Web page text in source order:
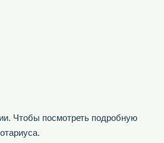
Чтобы посмотреть подробную